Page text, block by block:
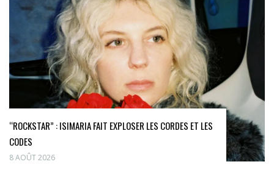
“ROCKSTAR” : ISIMARIA FAIT EXPLOSER LES CORDES ET LES
CODES
8 AOÛT 2026